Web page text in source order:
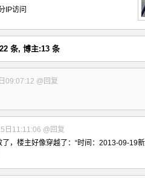
IP访问
条, 博主:13 条
09:07:12 @回复
日11:11:06 @回复
，楼主好像穿越了：“时间：2013-09-19